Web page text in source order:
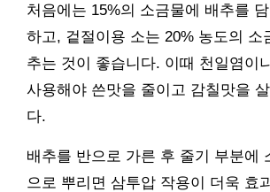
처음에는 15%의 소금물에 배추를
하고, 겉절이용 소는 20% 농도의 소
추는 것이 좋습니다. 이때 천일염이
사용해야 쓴맛을 줄이고 감칠맛을
다.
배추를 반으로 가른 후 줄기 부분에
으로 뿌리면 삼투압 작용이 더욱 효